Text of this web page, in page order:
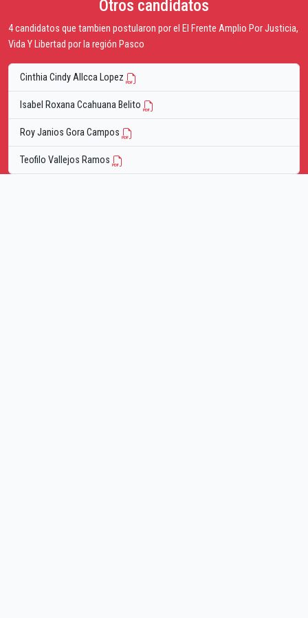
Otros candidatos
4 candidatos que tambien postularon por el El Frente Amplio Por Justicia,
Vida Y Libertad por la región Pasco
Cinthia Cindy Allcca Lopez
Isabel Roxana Ccahuana Belito
Roy Janios Gora Campos
Teofilo Vallejos Ramos